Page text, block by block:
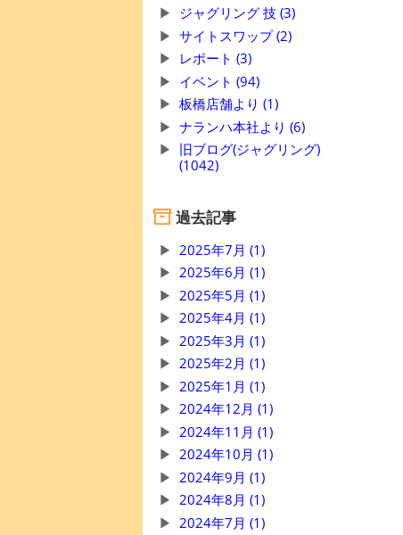
ジャグリング 技 (3)
サイトスワップ (2)
レポート (3)
イベント (94)
板橋店舗より (1)
ナランハ本社より (6)
旧ブログ(ジャグリング)
(1042)
過去記事
2025年7月 (1)
2025年6月 (1)
2025年5月 (1)
2025年4月 (1)
2025年3月 (1)
2025年2月 (1)
2025年1月 (1)
2024年12月 (1)
2024年11月 (1)
2024年10月 (1)
2024年9月 (1)
2024年8月 (1)
2024年7月 (1)